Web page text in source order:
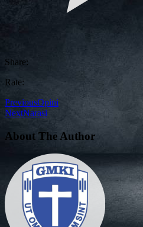
Share:
Rate:
PreviousOpini
NextNarasi
About The Author